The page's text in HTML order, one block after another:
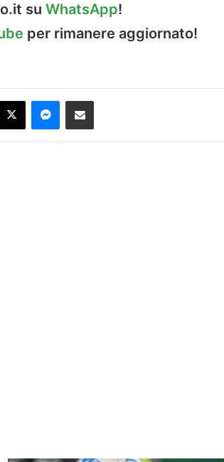
su WhatsApp!
per rimanere aggiornato!
X Messenger
Condividi via Email